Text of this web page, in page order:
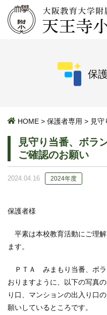
保
HOME > 保護者専用 > 見
見守り当番、ボラ
ご確認のお願い
2024.04.16 2024年度
保護者様
平素は本校教育活動にご理
ます。
ＰＴＡ みまもり当番、ボラ
おりますように、以下の写真
り口、マンションの出入り口
願いしているところです。